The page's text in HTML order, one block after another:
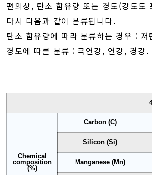
편의상, 탄소 함유량 또는 경도(강도도
다시 다음과 같이 분류됩니다.
탄소 함유량에 따라 분류하는 경우 :
경도에 따른 분류 : 극연강, 연강, 경강.
Chemical
composition
(%)
Carbon (C)
Silicon (Si)
Manganese (Mn)